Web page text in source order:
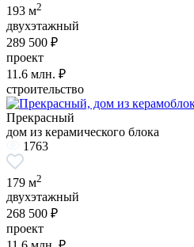
193 м2
двухэтажный
289 500 ₽
проект
11.6 млн. ₽
строительство
Прекрасный
дом из керамического блока
1763
179 м2
двухэтажный
268 500 ₽
проект